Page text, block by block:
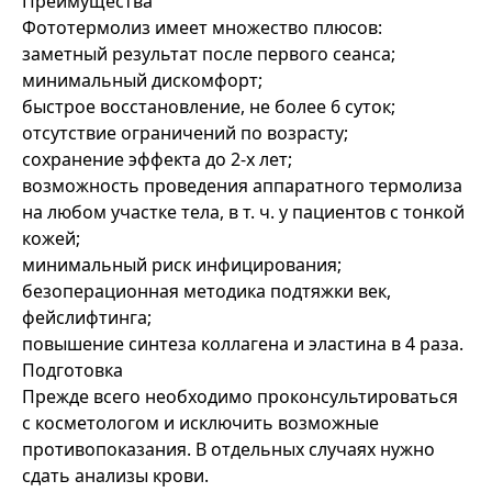
Фототермолиз имеет множество плюсов:
заметный результат после первого сеанса;
минимальный дискомфорт;
быстрое восстановление, не более 6 суток;
отсутствие ограничений по возрасту;
сохранение эффекта до 2-х лет;
возможность проведения аппаратного термолиза
на любом участке тела, в т. ч. у пациентов с тонкой
кожей;
минимальный риск инфицирования;
безоперационная методика подтяжки век,
фейслифтинга;
повышение синтеза коллагена и эластина в 4 раза.
Подготовка
Прежде всего необходимо проконсультироваться
с косметологом и исключить возможные
противопоказания. В отдельных случаях нужно
сдать анализы крови.